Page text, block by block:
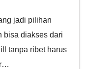
jadi pilihan
bisa diakses dari
tanpa ribet harus